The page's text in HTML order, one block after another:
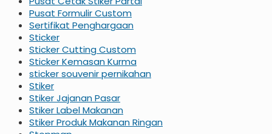
Pusat Formulir Custom
Sertifikat Penghargaan
Sticker
Sticker Cutting Custom
Sticker Kemasan Kurma
sticker souvenir pernikahan
Stiker
Stiker Jajanan Pasar
Stiker Label Makanan
Stiker Produk Makanan Ringan